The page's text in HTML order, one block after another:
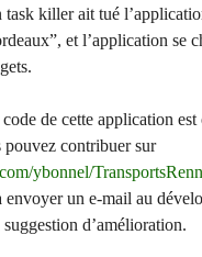
task killer ait tué
et l’application se
de cette application est
contribuer sur
ybonnel/
envoyer un e-mail au
d’amélioration.